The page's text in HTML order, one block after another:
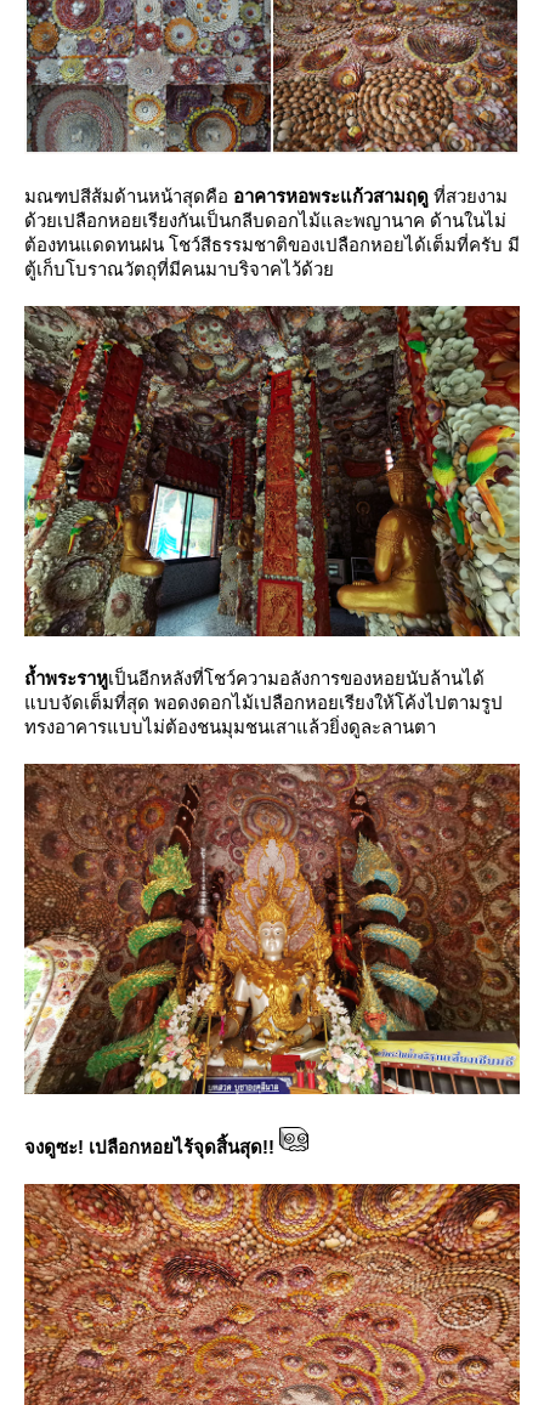
มณฑปสีส้มด้านหน้าสุดคือ อาคารหอพระแก้วสามฤดู ที่สวยงาม
ด้วยเปลือกหอยเรียงกันเป็นกลีบดอกไม้และพญานาค ด้านในไม่
ต้องทนแดดทนฝน โชว์สีธรรมชาติของเปลือกหอยได้เต็มที่ครับ มี
ตู้เก็บโบราณวัตถุที่มีคนมาบริจาคไว้ด้ว
ถ้ำพระราหูเป็นอีกหลังที่โชว์ความอลังการของหอยนับล้านได้
บบจัดเต็มที่สุด พอดงดอกไม้เปลือกหอยเรียงให้โค้งไปตามรูป
ทรงอาคารแบบไม่ต้องชนมุมชนเสาแล้วยิ่งดูละลานตา
จงดูซะ! เปลือกหอยไร้จุดสิ้นสุด!!